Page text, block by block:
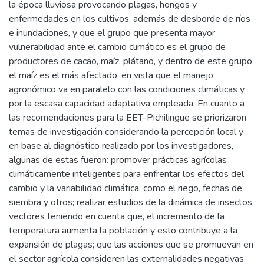
la época lluviosa provocando plagas, hongos y
enfermedades en los cultivos, además de desborde de ríos
e inundaciones, y que el grupo que presenta mayor
vulnerabilidad ante el cambio climático es el grupo de
productores de cacao, maíz, plátano, y dentro de este grupo
el maíz es el más afectado, en vista que el manejo
agronómico va en paralelo con las condiciones climáticas y
por la escasa capacidad adaptativa empleada. En cuanto a
las recomendaciones para la EET-Pichilingue se priorizaron
temas de investigación considerando la percepción local y
en base al diagnóstico realizado por los investigadores,
algunas de estas fueron: promover prácticas agrícolas
climáticamente inteligentes para enfrentar los efectos del
cambio y la variabilidad climática, como el riego, fechas de
siembra y otros; realizar estudios de la dinámica de insectos
vectores teniendo en cuenta que, el incremento de la
temperatura aumenta la población y esto contribuye a la
expansión de plagas; que las acciones que se promuevan en
el sector agrícola consideren las externalidades negativas